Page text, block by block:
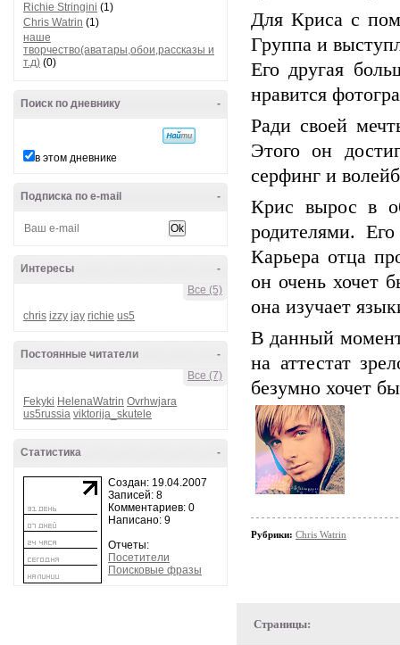
Richie Stringini (1)
Chris Watrin (1)
наше
творчество(аватары,обои,рассказы и
т.д) (0)
-
Поиск по дневнику
в этом дневнике
-
Подписка по e-mail
-
Интересы
Все (5)
chris izzy jay richie us5
-
Постоянные читатели
Все (7)
Fekyki HelenaWatrin Ovrhwjara
us5russia viktorija_skutele
-
Статистика
Создан: 19.04.2007
Записей: 8
Комментариев: 0
Написано: 9
Отчеты:
Посетители
Поисковые фразы
Для Криса с
Группа и
Его другая
нравится
Ради своей
Этого он
серфинг и
Крис вырос в
родителями.
Карьера отца
он очень хочет
она изучает
В данный
на аттестат
безумно хочет
Рубрики: Chris Watrin
Страницы: